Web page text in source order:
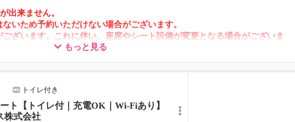
出来ません。
いため予約いただけない場合がございます。
ございます。これに伴い、座席やシート設備が変更となる場合がございま
もっと見る
トイレ付き
ト【トイレ付｜充電OK｜Wi-Fiあり】
株式会社